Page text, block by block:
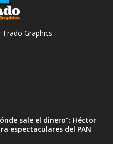
Graphics
sale el dinero”: Héctor
espectaculares del PAN